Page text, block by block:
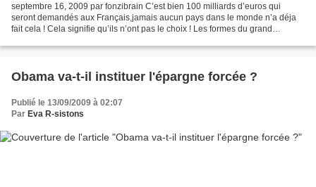
septembre 16, 2009 par fonzibrain C’est bien 100 milliards d’euros qui
seront demandés aux Français,jamais aucun pays dans le monde n’a déja
fait cela ! Cela signifie qu’ils n’ont pas le choix ! Les formes du grand
Obama va-t-il instituer l'épargne forcée ?
Publié le 13/09/2009 à 02:07
Par Eva R-sistons